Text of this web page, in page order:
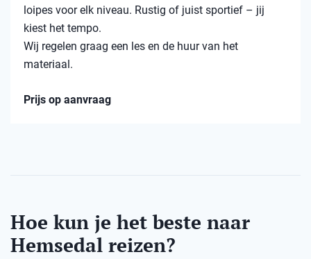
loipes voor elk niveau. Rustig of juist sportief – jij
kiest het tempo.
Wij regelen graag een les en de huur van het
materiaal.
Prijs op aanvraag
Hoe kun je het beste naar
Hemsedal reizen?